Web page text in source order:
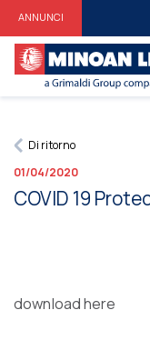
ANNUNCI
Di ritorno
01/04/2020
COVID 19
download here